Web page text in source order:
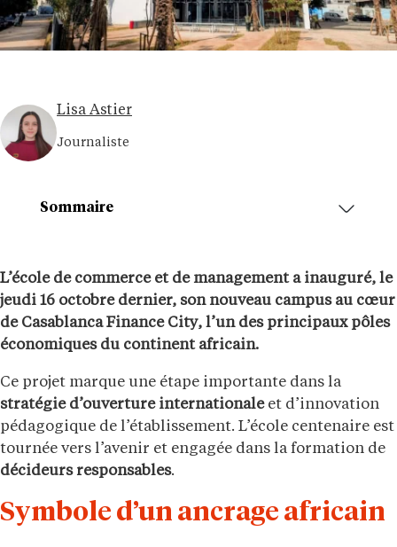
Lisa Astier
Journaliste
L’école de commerce et de management a inauguré, le
jeudi 16 octobre dernier, son nouveau campus au cœur
de Casablanca Finance City, l’un des principaux pôles
économiques du continent africain.
Ce projet marque une étape importante dans la
stratégie d’ouverture internationaleet d’innovation
pédagogique de l’établissement. L’école centenaire est
tournée vers l’avenir et engagée dans la formation de
décideurs responsables.
Symbole d’un ancrage africain
Sommaire